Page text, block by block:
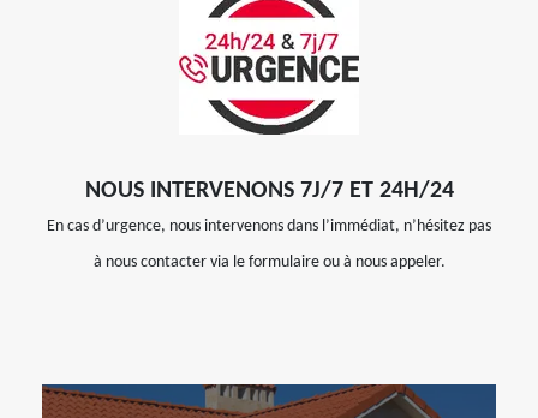
NOUS INTERVENONS 7J/7 ET 24H/24
En cas d’urgence, nous intervenons dans l’immédiat, n’hésitez pas
à nous contacter via le formulaire ou à nous appeler.